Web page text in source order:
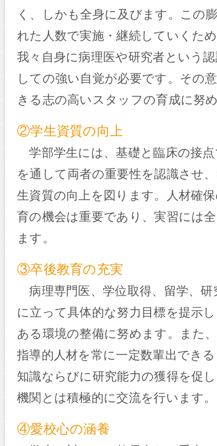
く、しかも全身に及びます。この
れた人数で実施・継続していくた
我々自身に病理医や研究者という
しての強い自覚が必要です。その
きる志の高いスタッフの育成に努
②学生資質の向上
学部学生には、基礎と臨床の接
を通して両者の重要性を認識させ
生資質の向上を図ります。人材確
育の機会は重要であり、実習には
ます。
③卒後教育の充実
病理専門医、学位取得、留学、研
に立って具体的な努力目標を提示
ある環境の整備に努めます。また
指導的人材を常に一定数輩出でき
知識ならびに研究能力の獲得を促
機関とは積極的に交流を行います。
④愛校心の涵養